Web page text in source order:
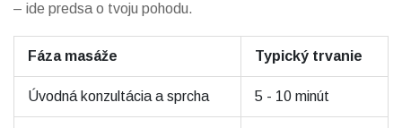
– ide predsa o tvoju pohodu.
Fáza masáže Typický trvanie
Úvodná konzultácia a sprcha 5 - 10 minút